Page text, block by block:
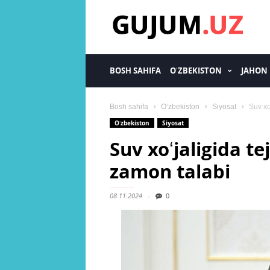
BOSH SAHIFA OʻZBEKISTON JAHON
Bosh sahifa Oʻzbekiston Siyosat
Suv
Oʻzbekiston
Siyosat
Suv xoʻjaligida
zamon talabi
08.11.2024 0